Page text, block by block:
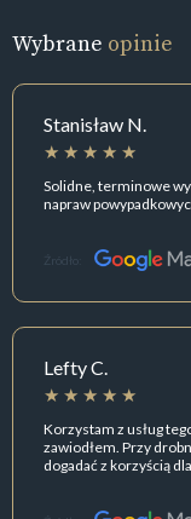
Wybrane opinie
Stanisław N.
Solidne, terminowe
napraw
Źródło:
Lefty C.
Korzystam z usług
zawiodłem. Przy
dogadać z korzyścią